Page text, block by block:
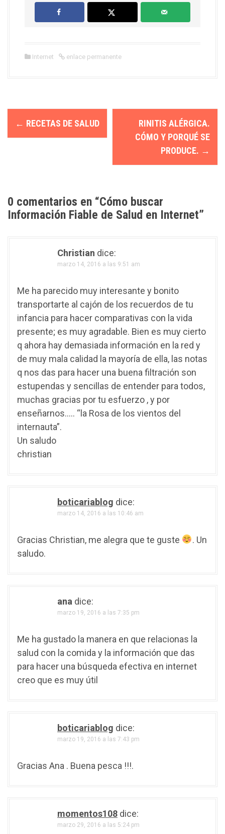
Internet enlace permanente
a
g
a
← RECETAS DE SALUD
RINITIS ALÉRGICA.
CÓMO Y PORQUÉ SE
PRODUCE. →
0 comentarios en “Cómo buscar
Información Fiable de Salud en Internet”
Christian dice:
marzo 14, 2016 a las 9:51 am
Me ha parecido muy interesante y bonito
transportarte al cajón de los recuerdos de tu
infancia para hacer comparativas con la vida
presente; es muy agradable. Bien es muy cierto
q ahora hay demasiada información en la red y
de muy mala calidad la mayoría de ella, las notas
q nos das para hacer una buena filtración son
estupendas y sencillas de entender para todos,
muchas gracias por tu esfuerzo , y por
enseñarnos….. “la Rosa de los vientos del
internauta”.
Un saludo
christian
boticariablog dice:
marzo 14, 2016 a las 10:46 am
Gracias Christian, me alegra que te guste
. Un
saludo.
ana dice:
marzo 19, 2016 a las 7:35 pm
Me ha gustado la manera en que relacionas la
salud con la comida y la información que das
para hacer una búsqueda efectiva en internet
creo que es muy útil
boticariablog dice:
marzo 19, 2016 a las 7:43 pm
Gracias Ana . Buena pesca !!!.
momentos108 dice:
marzo 29, 2016 a las 5:24 pm